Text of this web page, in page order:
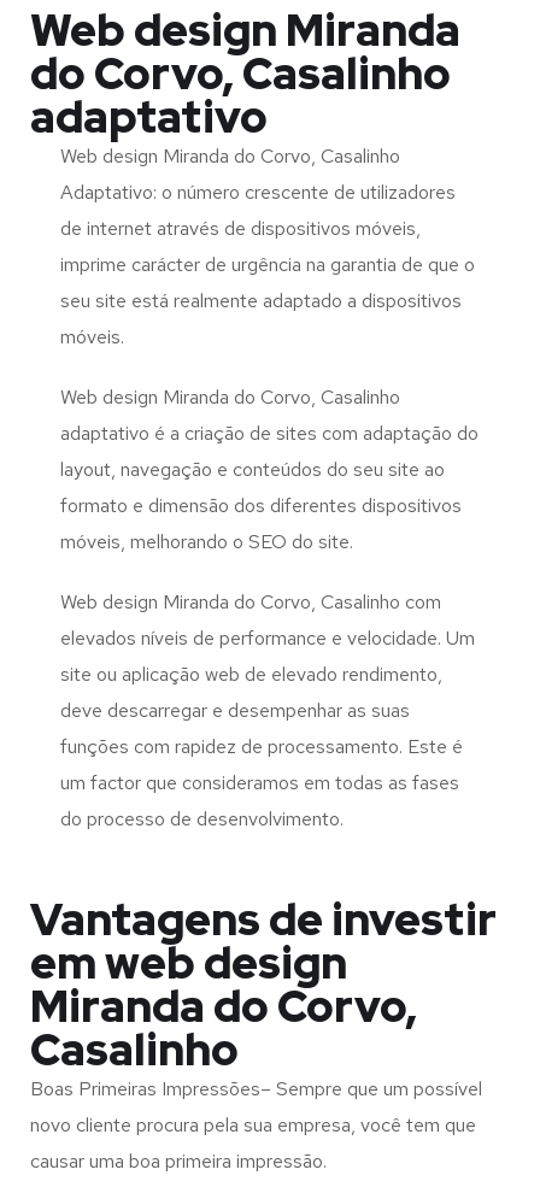
Web design Miranda
do Corvo, Casalinho
adaptativo
Web design Miranda do Corvo, Casalinho
Adaptativo: o número crescente de utilizadores
de internet através de dispositivos móveis,
imprime carácter de urgência na garantia de que o
seu site está realmente adaptado a dispositivos
móveis.
Web design Miranda do Corvo, Casalinho
adaptativo é a criação de sites com adaptação do
layout, navegação e conteúdos do seu site ao
formato e dimensão dos diferentes dispositivos
móveis, melhorando o SEO do site.
Web design Miranda do Corvo, Casalinho com
elevados níveis de performance e velocidade. Um
site ou aplicação web de elevado rendimento,
deve descarregar e desempenhar as suas
funções com rapidez de processamento. Este é
um factor que consideramos em todas as fases
do processo de desenvolvimento.
Vantagens de investir
em web design
Miranda do Corvo,
Casalinho
Boas Primeiras Impressões– Sempre que um possível
novo cliente procura pela sua empresa, você tem que
causar uma boa primeira impressão.